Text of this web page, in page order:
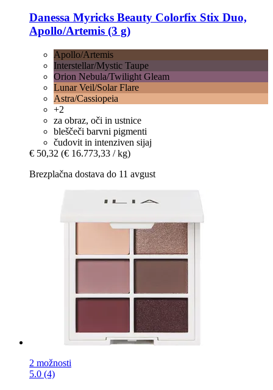
Danessa Myricks Beauty Colorfix Stix Duo,
Apollo/Artemis (3 g)
Apollo/Artemis
Interstellar/Mystic Taupe
Orion Nebula/Twilight Gleam
Lunar Veil/Solar Flare
Astra/Cassiopeia
+2
za obraz, oči in ustnice
bleščeči barvni pigmenti
čudovit in intenziven sijaj
€ 50,32 (€ 16.773,33 / kg)
Brezplačna dostava do 11 avgust
2 možnosti
5.0 (4)